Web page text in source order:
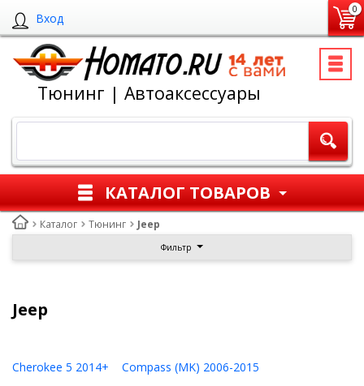
Вход
0
Тюнинг | Автоаксессуары
КАТАЛОГ ТОВАРОВ
Каталог Тюнинг Jeep
Фильтр
Jeep
Cherokee 5 2014+
Compass (MK) 2006-2015